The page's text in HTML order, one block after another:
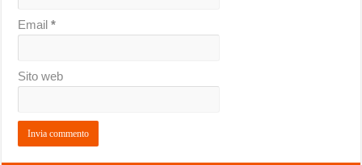
Email*
Sito web